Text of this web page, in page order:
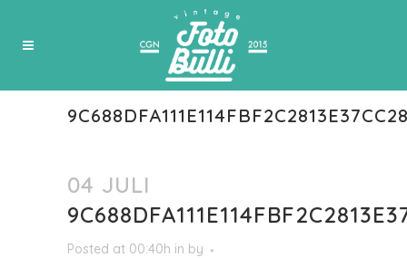
04 JULI
Posted at 00:40h in by